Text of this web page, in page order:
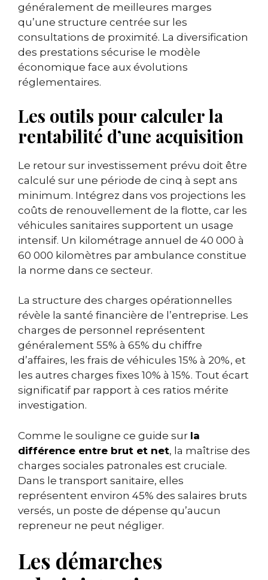
généralement de meilleures marges
qu’une structure centrée sur les
consultations de proximité. La diversification
des prestations sécurise le modèle
économique face aux évolutions
réglementaires.
Les outils pour calculer la
rentabilité d’une acquisition
Le retour sur investissement prévu doit être
calculé sur une période de cinq à sept ans
minimum. Intégrez dans vos projections les
coûts de renouvellement de la flotte, car les
véhicules sanitaires supportent un usage
intensif. Un kilométrage annuel de 40 000 à
60 000 kilomètres par ambulance constitue
la norme dans ce secteur.
La structure des charges opérationnelles
révèle la santé financière de l’entreprise. Les
charges de personnel représentent
généralement 55% à 65% du chiffre
d’affaires, les frais de véhicules 15% à 20%, et
les autres charges fixes 10% à 15%. Tout écart
significatif par rapport à ces ratios mérite
investigation.
Comme le souligne ce guide sur la
différence entre brut et net, la maîtrise des
charges sociales patronales est cruciale.
Dans le transport sanitaire, elles
représentent environ 45% des salaires bruts
versés, un poste de dépense qu’aucun
repreneur ne peut négliger.
Les démarches